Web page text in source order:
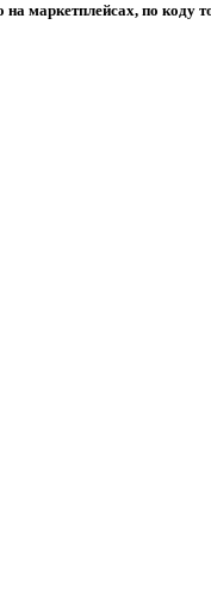
маркетплейсах, по коду